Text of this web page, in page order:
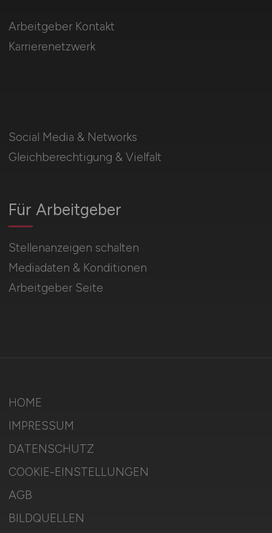
Social Media & Networks
Gleichberechtigung & Vielfalt
Für Arbeitgeber
Stellenanzeigen schalten
Mediadaten & Konditionen
Arbeitgeber Seite
Arbeitgeber Kontakt
Karrierenetzwerk
HOME
IMPRESSUM
DATENSCHUTZ
COOKIE-EINSTELLUNGEN
AGB
BILDQUELLEN